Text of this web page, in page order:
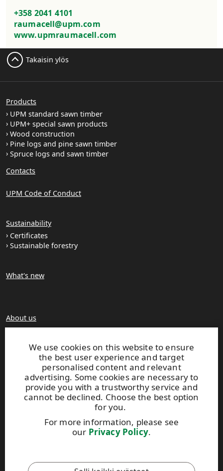
+358 2041 4101
raumacell@upm.com
www.upmraumacell.com
We use cookies on this website to ensure
the best user experience and target
personalised content and relevant
advertising. Some cookies are necessary to
provide you with a trustworthy service and
cannot be declined. Choose the best option
for you.
For more information, please see
our Privacy Policy.
Takaisin ylös
Products
UPM standard sawn timber
UPM+ special sawn products
Wood construction
Pine logs and pine sawn timber
Spruce logs and sawn timber
Contacts
UPM Code of Conduct
Sustainability
Certificates
Sustainable forestry
What's new
About us
Production units
UPM TIMBER
P.O. Box 203
FI-33101 Tampere, Finland